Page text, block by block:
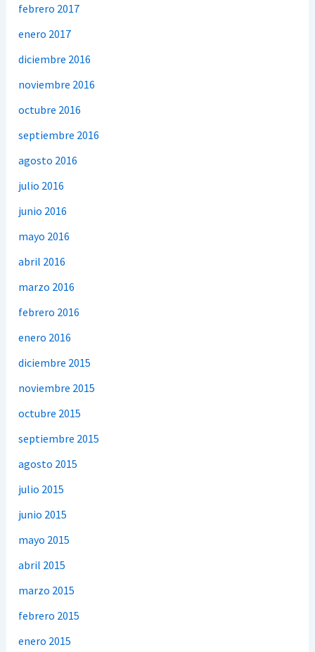
febrero 2017
enero 2017
diciembre 2016
noviembre 2016
octubre 2016
septiembre 2016
agosto 2016
julio 2016
junio 2016
mayo 2016
abril 2016
marzo 2016
febrero 2016
enero 2016
diciembre 2015
noviembre 2015
octubre 2015
septiembre 2015
agosto 2015
julio 2015
junio 2015
mayo 2015
abril 2015
marzo 2015
febrero 2015
enero 2015